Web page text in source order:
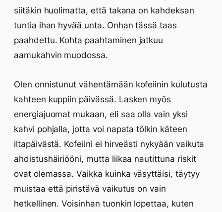
siitäkin huolimatta, että takana on kahdeksan
tuntia ihan hyvää unta. Onhan tässä taas
paahdettu. Kohta paahtaminen jatkuu
aamukahvin muodossa.
Olen onnistunut vähentämään kofeiinin kulutusta
kahteen kuppiin päivässä. Lasken myös
energiajuomat mukaan, eli saa olla vain yksi
kahvi pohjalla, jotta voi napata tölkin käteen
iltapäivästä. Kofeiini ei hirveästi nykyään vaikuta
ahdistushäiriööni, mutta liikaa nautittuna riskit
ovat olemassa. Vaikka kuinka väsyttäisi, täytyy
muistaa että piristävä vaikutus on vain
hetkellinen. Voisinhan tuonkin lopettaa, kuten